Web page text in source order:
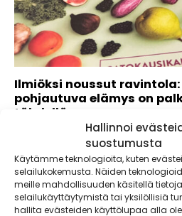
Hallinnoi
suostumusta
Käytämme teknologioita, kuten
selailukokemusta. Näiden
meille mahdollisuuden käsitellä
selailukäyttäytymistä tai yksilöllisiä
hallita evästeiden käyttölupaa alla
Ilmiöksi noussut
pohjautuva elämys on
tähdellä
Ravintolakokemusta Orassa
sanoilla paras ja poikkeuksellinen.
suomalaisten raaka-aineiden